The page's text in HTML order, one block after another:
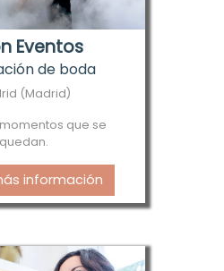
Eventos
de boda
(Madrid)
que se
quedan.
información